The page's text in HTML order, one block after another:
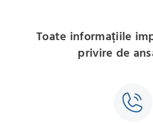
Toate informațiile
privire de